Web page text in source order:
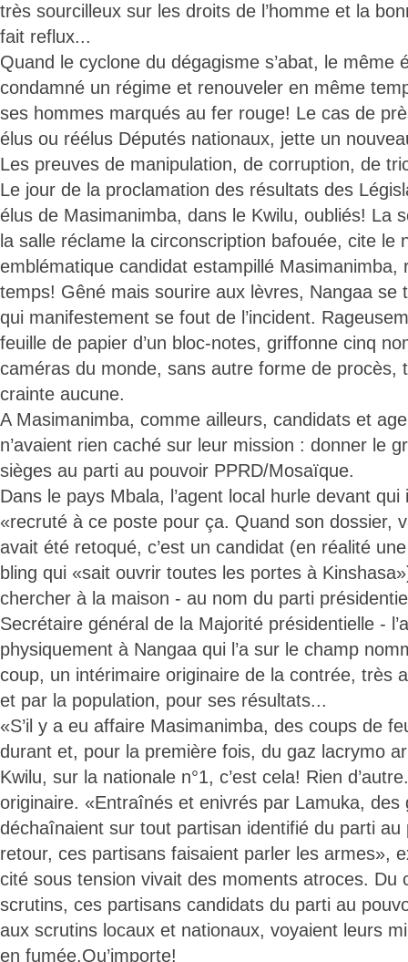
très sourcilleux sur les droits de l’homme et la
fait reflux...
Quand le cyclone du dégagisme s’abat, le même
condamné un régime et renouveler en même
ses hommes marqués au fer rouge! Le cas de
élus ou réélus Députés nationaux, jette un
Les preuves de manipulation, de corruption, de
Le jour de la proclamation des résultats des
élus de Masimanimba, dans le Kwilu, oubliés! La
la salle réclame la circonscription bafouée, cite le
emblématique candidat estampillé Masimanimba,
temps! Gêné mais sourire aux lèvres, Nangaa se
qui manifestement se fout de l’incident.
feuille de papier d’un bloc-notes, griffonne cinq
caméras du monde, sans autre forme de procès,
crainte aucune.
A Masimanimba, comme ailleurs, candidats et
n’avaient rien caché sur leur mission : donner le
sièges au parti au pouvoir PPRD/Mosaïque.
Dans le pays Mbala, l’agent local hurle devant qui
«recruté à ce poste pour ça. Quand son dossier,
avait été retoqué, c’est un candidat (en réalité
bling qui «sait ouvrir toutes les portes à
chercher à la maison - au nom du parti
Secrétaire général de la Majorité présidentielle -
physiquement à Nangaa qui l’a sur le champ
coup, un intérimaire originaire de la contrée, très
et par la population, pour ses résultats...
«S’il y a eu affaire Masimanimba, des coups de
durant et, pour la première fois, du gaz lacrymo
Kwilu, sur la nationale n°1, c’est cela! Rien
originaire. «Entraînés et enivrés par Lamuka, des
déchaînaient sur tout partisan identifié du parti au
retour, ces partisans faisaient parler les armes»,
cité sous tension vivait des moments atroces. Du
scrutins, ces partisans candidats du parti au
aux scrutins locaux et nationaux, voyaient leurs
en fumée.Qu’importe!